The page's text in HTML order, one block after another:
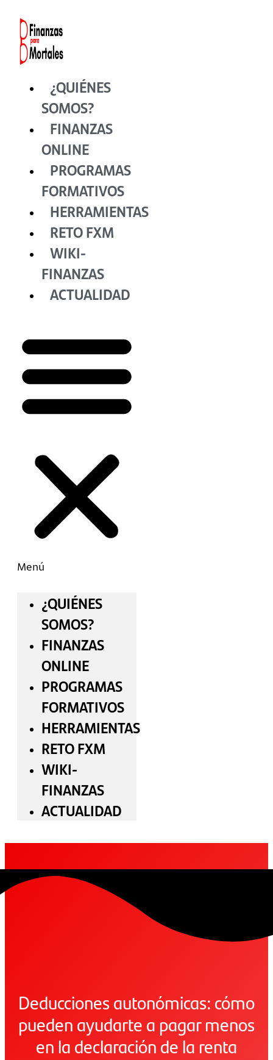
contenido
¿QUIÉNES
SOMOS?
FINANZAS
ONLINE
PROGRAMAS
FORMATIVOS
HERRAMIENTAS
RETO FXM
WIKI-
FINANZAS
ACTUALIDAD
Menú
¿QUIÉNES
SOMOS?
FINANZAS
ONLINE
PROGRAMAS
FORMATIVOS
HERRAMIENTAS
RETO FXM
WIKI-
FINANZAS
ACTUALIDAD
Deducciones autonómicas: cómo
pueden ayudarte a pagar menos
en la declaración de la renta